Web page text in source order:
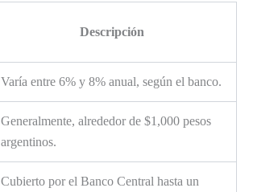
Descripción
Varía entre 6% y 8% anual, según el banco.
Generalmente, alrededor de $1,000 pesos
argentinos.
Cubierto por el Banco Central hasta un